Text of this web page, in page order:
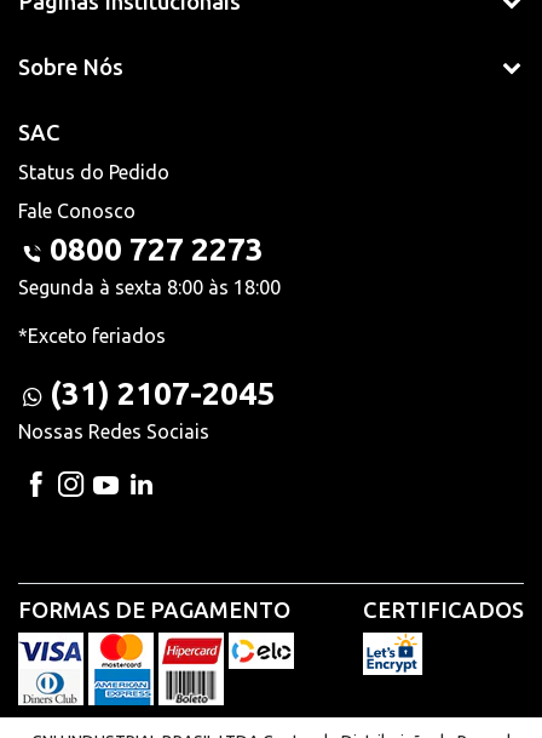
Sobre Nós
SAC
Status do Pedido
Fale Conosco
0800 727 2273
Segunda à sexta 8:00 às 18:00
*Exceto feriados
(31) 2107-2045
Nossas Redes Sociais
FORMAS DE PAGAMENTO CERTIFICADOS